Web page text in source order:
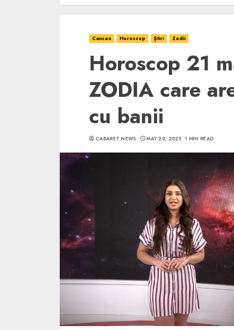
Cancan Horoscop Știri Zodii
Horoscop 21
ZODIA care
cu banii
CABARET NEWS MAY 20, 2025 1 MIN READ